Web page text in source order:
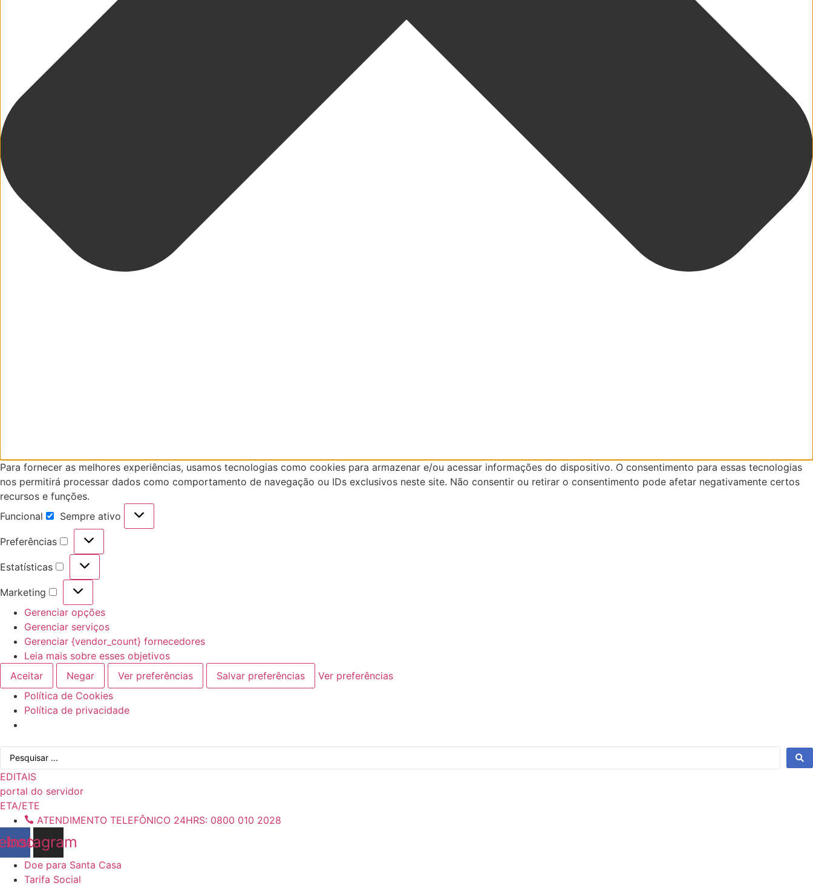
Para fornecer as melhores experiências, usamos tecnologias como cookies para armazenar e/ou acessar informações do dispositivo. O consentimento para essas tecnologias
nos permitirá processar dados como comportamento de navegação ou IDs exclusivos neste site. Não consentir ou retirar o consentimento pode afetar negativamente certos
recursos e funções.
Funcional
Funcional
Sempre ativo
Preferências
Preferências
Estatísticas
Estatísticas
Marketing
Marketing
Gerenciar opções
Gerenciar serviços
Gerenciar {vendor_count} fornecedores
Leia mais sobre esses objetivos
Aceitar
Negar Ver preferências Salvar preferências
Ver preferências
Política de Cookies
Política de privacidade
para
o
conteúdo
Pesquisar
EDITAIS
portal do servidor
ETA/ETE
ATENDIMENTO TELEFÔNICO 24HRS: 0800 010 2028
Instagram
Doe para Santa Casa
Tarifa Social